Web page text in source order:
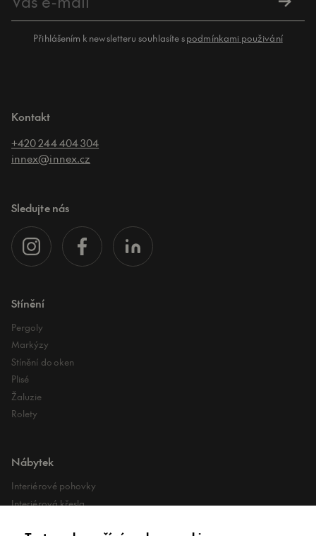
Přihlášením k newsletteru souhlasíte spodmínkami použivání
Kontakt
+420 244 404 304
innex@innex.cz
Sledujte nás
Stínění
Pergoly
Markýzy
Stínění do oken
Plisé
Žaluzie
Rolety
Nábytek
Interiérové pohovky
Interiérová křesla